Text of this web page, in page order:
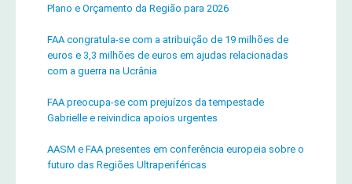
Plano e Orçamento da Região para 2026
FAA congratula-se com a atribuição de 19 milhões de
euros e 3,3 milhões de euros em ajudas relacionadas
com a guerra na Ucrânia
FAA preocupa-se com prejuízos da tempestade
Gabrielle e reivindica apoios urgentes
AASM e FAA presentes em conferência europeia sobre o
futuro das Regiões Ultraperiféricas